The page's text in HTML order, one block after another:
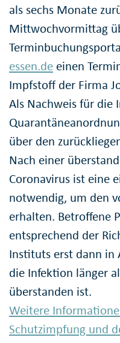
als sechs Monate
Mittwochvormittag
essen.de einen
Impfstoff der Firma
Als Nachweis für die
über den
Nach einer
Coronavirus ist eine
notwendig, um den
erhalten. Betroffene
entsprechend der
Instituts erst dann in
die Infektion länger
überstanden ist.
Weitere
Schutzimpfung und